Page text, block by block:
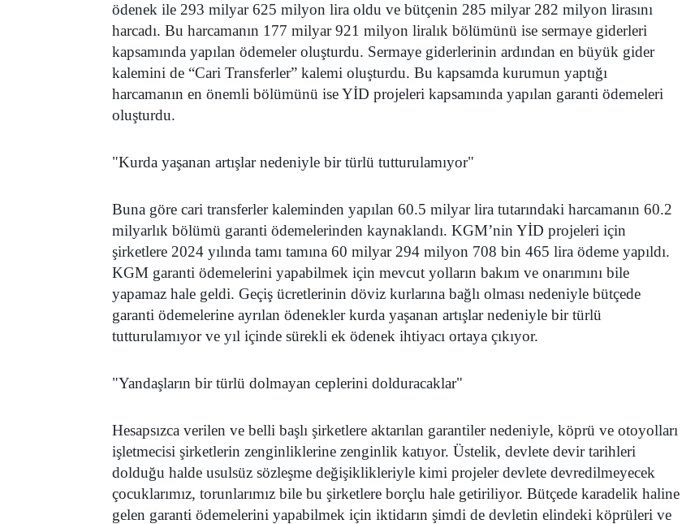
ödenek ile 293 milyar 625 milyon lira oldu ve bütçenin 285 milyar 282 milyon lirasını
harcadı. Bu harcamanın 177 milyar 921 milyon liralık bölümünü ise sermaye giderleri
kapsamında yapılan ödemeler oluşturdu. Sermaye giderlerinin ardından en büyük gider
kalemini de “Cari Transferler” kalemi oluşturdu. Bu kapsamda kurumun yaptığı
harcamanın en önemli bölümünü ise YİD projeleri kapsamında yapılan garanti ödemeleri
oluşturdu.
"Kurda yaşanan artışlar nedeniyle bir türlü tutturulamıyor"
Buna göre cari transferler kaleminden yapılan 60.5 milyar lira tutarındaki harcamanın 60.2
milyarlık bölümü garanti ödemelerinden kaynaklandı. KGM’nin YİD projeleri için
şirketlere 2024 yılında tamı tamına 60 milyar 294 milyon 708 bin 465 lira ödeme yapıldı.
KGM garanti ödemelerini yapabilmek için mevcut yolların bakım ve onarımını bile
yapamaz hale geldi. Geçiş ücretlerinin döviz kurlarına bağlı olması nedeniyle bütçede
garanti ödemelerine ayrılan ödenekler kurda yaşanan artışlar nedeniyle bir türlü
tutturulamıyor ve yıl içinde sürekli ek ödenek ihtiyacı ortaya çıkıyor.
"Yandaşların bir türlü dolmayan ceplerini dolduracaklar"
Hesapsızca verilen ve belli başlı şirketlere aktarılan garantiler nedeniyle, köprü ve otoyolları
işletmecisi şirketlerin zenginliklerine zenginlik katıyor. Üstelik, devlete devir tarihleri
dolduğu halde usulsüz sözleşme değişiklikleriyle kimi projeler devlete devredilmeyecek
çocuklarımız, torunlarımız bile bu şirketlere borçlu hale getiriliyor. Bütçede karadelik haline
gelen garanti ödemelerini yapabilmek için iktidarın şimdi de devletin elindeki köprüleri ve